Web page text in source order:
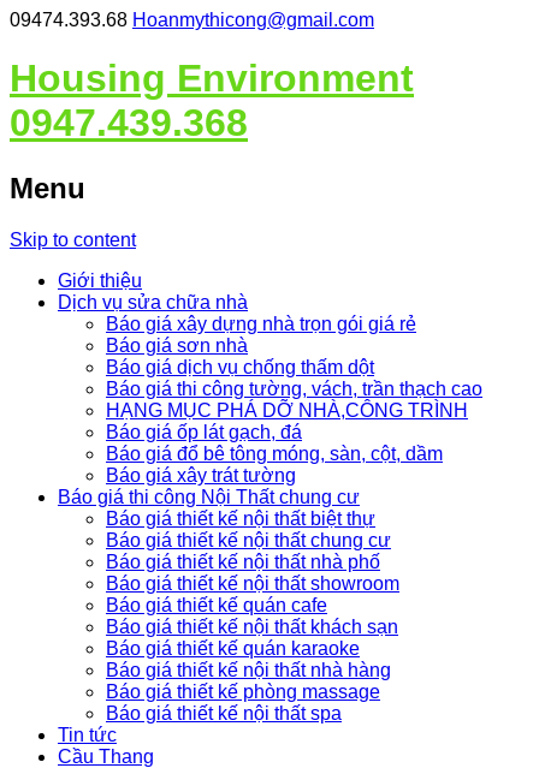
09474.393.68 Hoanmythicong@gmail.com
Housing Environment
0947.439.368
Menu
Skip to content
Giới thiệu
Dịch vụ sửa chữa nhà
Báo giá xây dựng nhà trọn gói giá rẻ
Báo giá sơn nhà
Báo giá dịch vụ chống thấm dột
Báo giá thi công tường, vách, trần thạch cao
HẠNG MỤC PHÁ DỠ NHÀ,CÔNG TRÌNH
Báo giá ốp lát gạch, đá
Báo giá đổ bê tông móng, sàn, cột, dầm
Báo giá xây trát tường
Báo giá thi công Nội Thất chung cư
Báo giá thiết kế nội thất biệt thự
Báo giá thiết kế nội thất chung cư
Báo giá thiết kế nội thất nhà phố
Báo giá thiết kế nội thất showroom
Báo giá thiết kế quán cafe
Báo giá thiết kế nội thất khách sạn
Báo giá thiết kế quán karaoke
Báo giá thiết kế nội thất nhà hàng
Báo giá thiết kế phòng massage
Báo giá thiết kế nội thất spa
Tin tức
Cầu Thang